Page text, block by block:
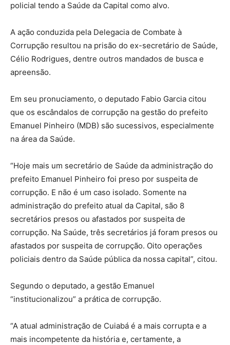
policial tendo a Saúde da Capital como alvo.
A ação conduzida pela Delegacia de Combate à
Corrupção resultou na prisão do ex-secretário de Saúde,
Célio Rodrigues, dentre outros mandados de busca e
apreensão.
Em seu pronuciamento, o deputado Fabio Garcia citou
que os escândalos de corrupção na gestão do prefeito
Emanuel Pinheiro (MDB) são sucessivos, especialmente
na área da Saúde.
“Hoje mais um secretário de Saúde da administração do
prefeito Emanuel Pinheiro foi preso por suspeita de
corrupção. E não é um caso isolado. Somente na
administração do prefeito atual da Capital, são 8
secretários presos ou afastados por suspeita de
corrupção. Na Saúde, três secretários já foram presos ou
afastados por suspeita de corrupção. Oito operações
policiais dentro da Saúde pública da nossa capital”, citou.
Segundo o deputado, a gestão Emanuel
“institucionalizou” a prática de corrupção.
“A atual administração de Cuiabá é a mais corrupta e a
mais incompetente da história e, certamente, a